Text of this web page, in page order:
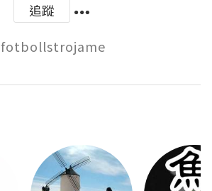
追蹤
fotbollstrojame